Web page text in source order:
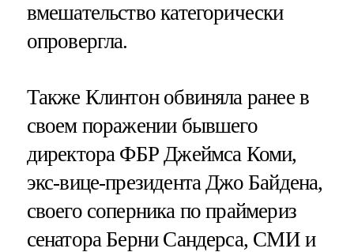
вмешательство категорически
опровергла.
Также Клинтон обвиняла ранее в
своем поражении бывшего
директора ФБР Джеймса Коми,
экс-вице-президента Джо Байдена,
своего соперника по праймериз
сенатора Берни Сандерса, СМИ и